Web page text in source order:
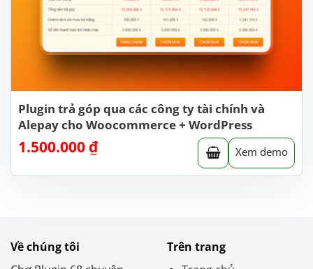
Plugin trả góp qua các công ty tài chính và
Alepay cho Woocommerce + WordPress
1.500.000 ₫ Xem demo
Về chúng tôi
Trên trang